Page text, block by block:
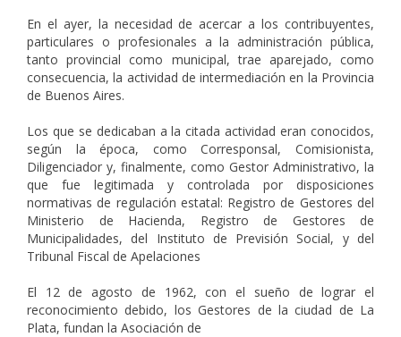
En el ayer, la necesidad de acercar a los contribuyentes,
particulares o profesionales a la administración pública,
tanto provincial como municipal, trae aparejado, como
consecuencia, la actividad de intermediación en la Provincia
de Buenos Aires.
Los que se dedicaban a la citada actividad eran conocidos,
según la época, como Corresponsal, Comisionista,
Diligenciador y, finalmente, como Gestor Administrativo, la
que fue legitimada y controlada por disposiciones
normativas de regulación estatal: Registro de Gestores del
Ministerio de Hacienda, Registro de Gestores de
Municipalidades, del Instituto de Previsión Social, y del
Tribunal Fiscal de Apelaciones
El 12 de agosto de 1962, con el sueño de lograr el
reconocimiento debido, los Gestores de la ciudad de La
Plata, fundan la Asociación de